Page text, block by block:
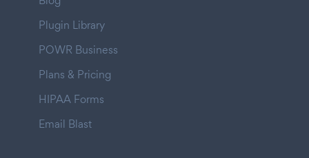
Plugin Library
POWR Business
Plans & Pricing
HIPAA Forms
Email Blast